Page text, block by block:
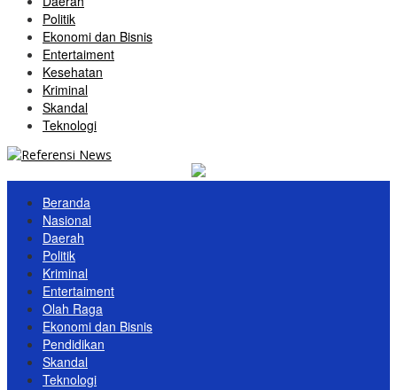
Politik
Ekonomi dan Bisnis
Entertaiment
Kesehatan
Kriminal
Skandal
Teknologi
Beranda
Nasional
Daerah
Politik
Kriminal
Entertaiment
Olah Raga
Ekonomi dan Bisnis
Pendidikan
Skandal
Teknologi